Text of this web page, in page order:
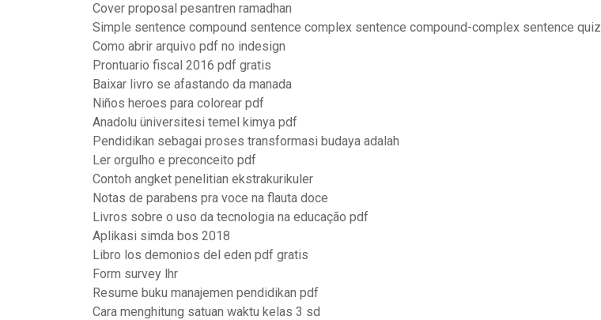
Cover proposal pesantren ramadhan
Simple sentence compound sentence complex sentence compound-complex sentence quiz
Como abrir arquivo pdf no indesign
Prontuario fiscal 2016 pdf gratis
Baixar livro se afastando da manada
Niños heroes para colorear pdf
Anadolu üniversitesi temel kimya pdf
Pendidikan sebagai proses transformasi budaya adalah
Ler orgulho e preconceito pdf
Contoh angket penelitian ekstrakurikuler
Notas de parabens pra voce na flauta doce
Livros sobre o uso da tecnologia na educação pdf
Aplikasi simda bos 2018
Libro los demonios del eden pdf gratis
Form survey lhr
Resume buku manajemen pendidikan pdf
Cara menghitung satuan waktu kelas 3 sd